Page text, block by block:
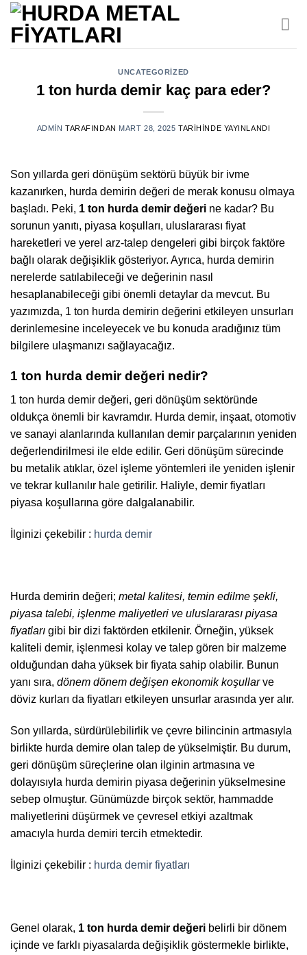
İçeriğe
atla
UNCATEGORIZED
1 ton hurda demir kaç para eder?
ADMIN TARAFINDAN MART 28, 2025 TARIHINDE YAYINLANDI
Son yıllarda geri dönüşüm sektörü büyük bir ivme
kazanırken, hurda demirin değeri de merak konusu olmaya
başladı. Peki, 1 ton hurda demir değeri ne kadar? Bu
sorunun yanıtı, piyasa koşulları, uluslararası fiyat
hareketleri ve yerel arz-talep dengeleri gibi birçok faktöre
bağlı olarak değişiklik gösteriyor. Ayrıca, hurda demirin
nerelerde satılabileceği ve değerinin nasıl
hesaplanabileceği gibi önemli detaylar da mevcut. Bu
yazımızda, 1 ton hurda demirin değerini etkileyen unsurları
derinlemesine inceleyecek ve bu konuda aradığınız tüm
bilgilere ulaşmanızı sağlayacağız.
1 ton hurda demir değeri nedir?
1 ton hurda demir değeri, geri dönüşüm sektöründe
oldukça önemli bir kavramdır. Hurda demir, inşaat, otomotiv
ve sanayi alanlarında kullanılan demir parçalarının yeniden
değerlendirilmesi ile elde edilir. Geri dönüşüm sürecinde
bu metalik atıklar, özel işleme yöntemleri ile yeniden işlenir
ve tekrar kullanılır hale getirilir. Haliyle, demir fiyatları
piyasa koşullarına göre dalgalanabilir.
İlginizi çekebilir : hurda demir
Hurda demirin değeri; metal kalitesi, temin edilme şekli,
piyasa talebi, işlenme maliyetleri ve uluslararası piyasa
fiyatları gibi bir dizi faktörden etkilenir. Örneğin, yüksek
kaliteli demir, işlenmesi kolay ve talep gören bir malzeme
olduğundan daha yüksek bir fiyata sahip olabilir. Bunun
yanı sıra, dönem dönem değişen ekonomik koşullarve
döviz kurları da fiyatları etkileyen unsurlar arasında yer alır.
Son yıllarda, sürdürülebilirlik ve çevre bilincinin artmasıyla
birlikte hurda demire olan talep de yükselmiştir. Bu durum,
geri dönüşüm süreçlerine olan ilginin artmasına ve
dolayısıyla hurda demirin piyasa değerinin yükselmesine
sebep olmuştur. Günümüzde birçok sektör, hammadde
maliyetlerini düşürmek ve çevresel etkiyi azaltmak
amacıyla hurda demiri tercih etmektedir.
İlginizi çekebilir : hurda demir fiyatları
Genel olarak, 1 ton hurda demir değeri belirli bir dönem
içinde ve farklı piyasalarda değişiklik göstermekle birlikte,